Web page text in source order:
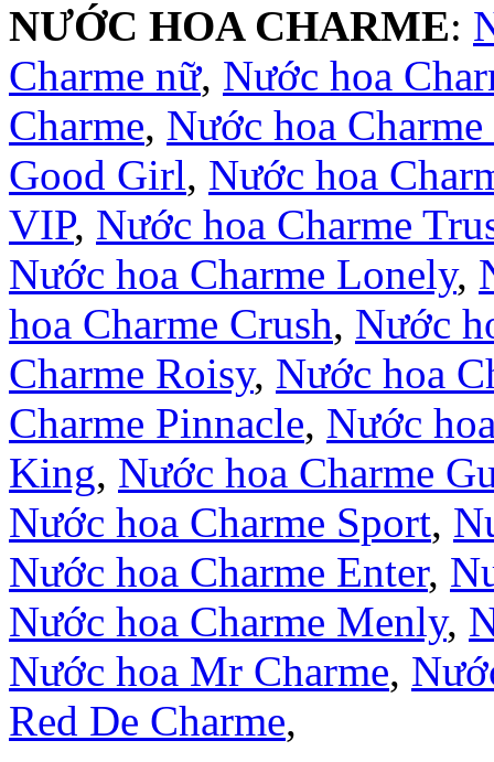
NƯỚC HOA CHARME:
Charme nữ, Nước hoa
Charme, Nước hoa Charme
Good Girl, Nước hoa
VIP, Nước hoa Charme
Nước hoa Charme Lonely,
hoa Charme Crush, Nước
Charme Roisy, Nước hoa
Charme Pinnacle, Nước
King, Nước hoa Charme
Nước hoa Charme Sport,
Nước hoa Charme Enter,
Nước hoa Charme Menly,
Nước hoa Mr Charme,
Red De Charme,